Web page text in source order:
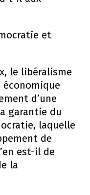
et
le libéralisme
d’une
garantie du
laquelle
de
est-il de
la